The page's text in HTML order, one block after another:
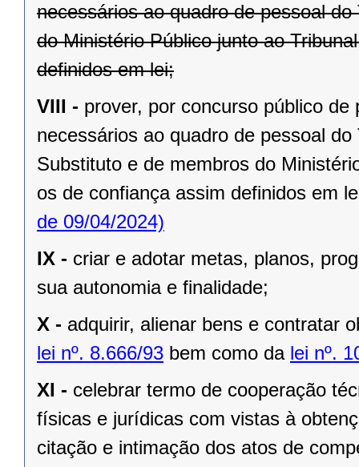
necessários ao quadro de pessoal
do Ministério Público junto ao
definidos em lei;
VIII - prover, por concurso público
necessários ao quadro de pessoal
Substituto e de membros do
os de confiança assim definidos em
de 09/04/2024)
IX - criar e adotar metas, planos,
sua autonomia e finalidade;
X - adquirir, alienar bens e contratar
lei nº. 8.666/93 bem como da lei nº.
XI - celebrar termo de cooperação
físicas e jurídicas com vistas à
citação e intimação dos atos de